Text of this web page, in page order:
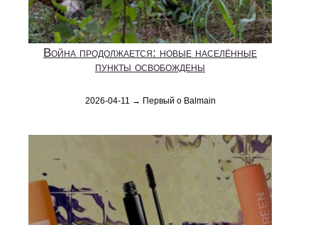
Война продолжается: новые населённые
пункты освобождены
2026-04-11 → Первый о Balmain